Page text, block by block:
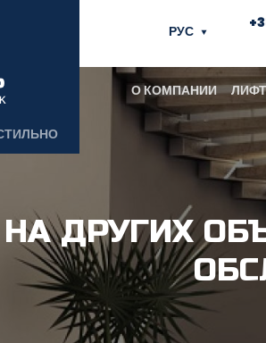
РУС
О КОМПАНИИ
ДРУГИХ